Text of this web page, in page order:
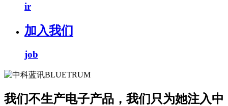
ir
加入我们
job
我们不生产电子产品，我们只为她注入中